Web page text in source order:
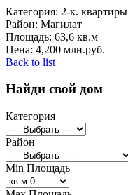
Категория: 2-к. квартиры
Район: Магилат
Площадь: 63,6 кв.м
Цена: 4,200 млн.руб.
Back to list
Найди свой дом
Категория
Район
Min Площадь